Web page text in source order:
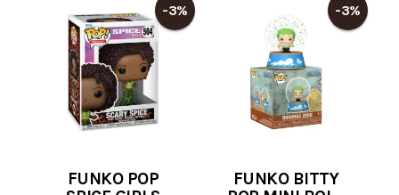
-3%
FUNKO POP
-3%
FUNKO BITTY